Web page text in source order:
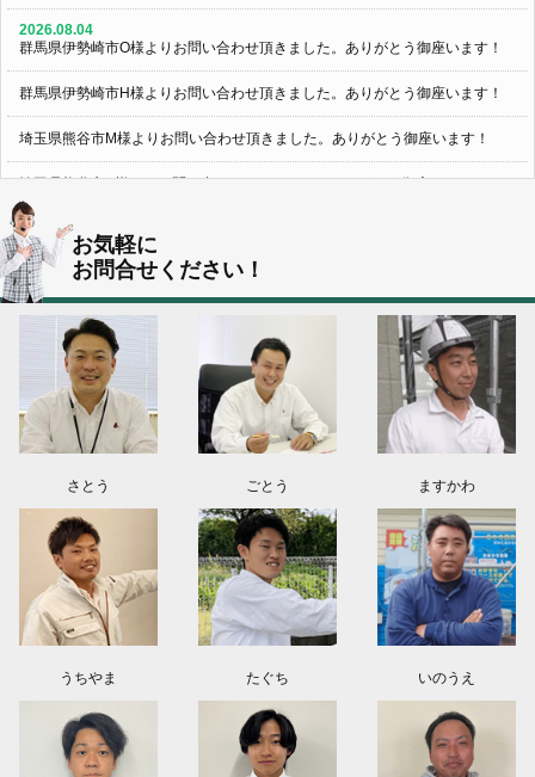
2026.08.04
群馬県伊勢崎市O様よりお問い合わせ頂きました。ありがとう御座います！
群馬県伊勢崎市H様よりお問い合わせ頂きました。ありがとう御座います！
埼玉県熊谷市M様よりお問い合わせ頂きました。ありがとう御座います！
埼玉県熊谷市S様よりお問い合わせ頂きました。ありがとう御座います！
群馬県伊勢崎市K様よりお問い合わせ頂きました。ありがとう御座います！
東京都葛飾区N様よりお問い合わせ頂きました。ありがとう御座います！
2026.08.03
神奈川県川崎市A様よりお問い合わせ頂きました。ありがとう御座います！
群馬県高崎市E様よりお問い合わせ頂きました。ありがとう御座います！
2026.08.02
東京都練馬区K様よりお問い合わせ頂きました。ありがとう御座います！
お気軽に
お問合せください！
さとう ごとう ますかわ
うちやま たぐち いのうえ